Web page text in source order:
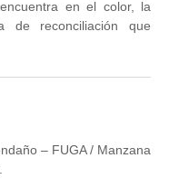
en el color, la
de reconciliación que
– FUGA / Manzana